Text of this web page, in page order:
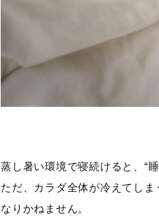
蒸し暑い環境で寝続けると、“
ただ、カラダ全体が冷えてし
なりかねません。